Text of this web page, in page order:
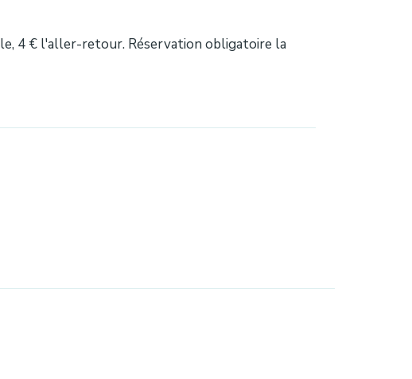
4 € l'aller-retour. Réservation obligatoire la